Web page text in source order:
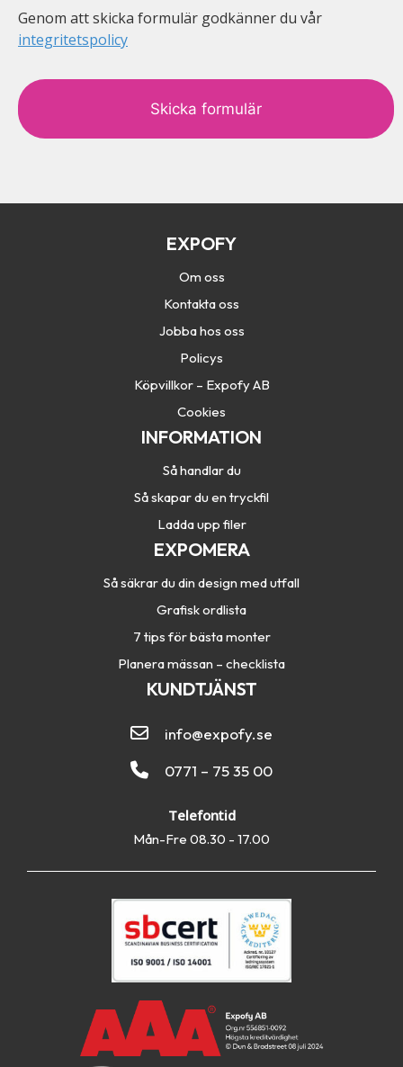
Genom att skicka formulär godkänner du vår
integritetspolicy
a
p
t
EXPOFY
Om oss
Kontakta oss
Jobba hos oss
Policys
Köpvillkor – Expofy AB
Cookies
INFORMATION
Så handlar du
Så skapar du en tryckfil
Ladda upp filer
EXPOMERA
Så säkrar du din design med utfall
Grafisk ordlista
7 tips för bästa monter
Planera mässan – checklista
KUNDTJÄNST
info@expofy.se
0771 – 75 35 00
Telefontid
Mån-Fre 08.30 - 17.00